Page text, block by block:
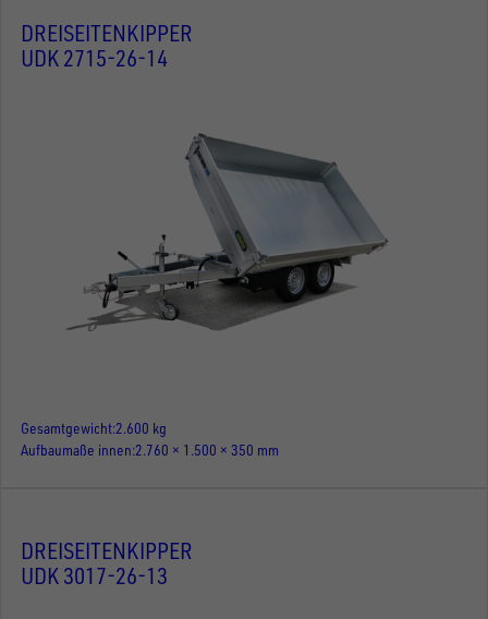
DREISEITENKIPPER
UDK 2715-26-14
Gesamtgewicht 2.600 kg
Aufbaumaße innen 2.760 × 1.500 × 350 mm
DREISEITENKIPPER
UDK 3017-26-13